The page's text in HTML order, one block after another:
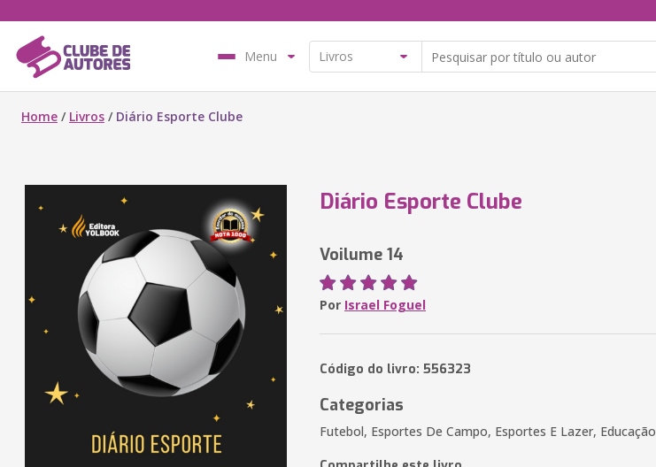
Menu
Home / Livros / Diário Esporte Clube
Diário Esporte Clube
Voilume 14
Por Israel Foguel
Código do livro: 556323
Categorias
Futebol, Esportes De Campo, Esportes E Lazer, Educação